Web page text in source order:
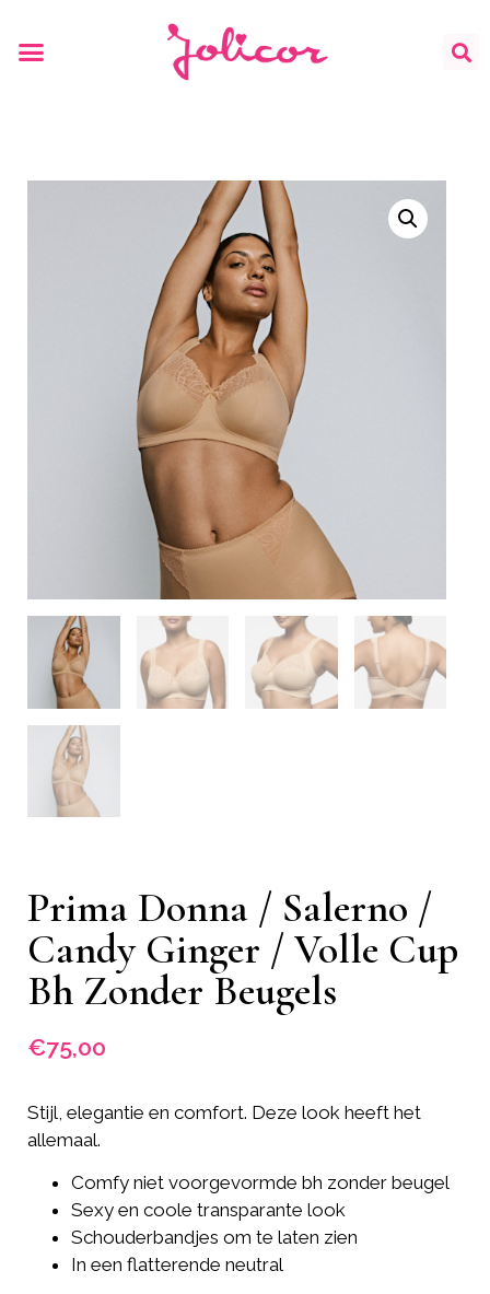
Prima Donna / Salerno /
Candy Ginger / Volle Cup
Bh Zonder Beugels
€75,00
Stijl, elegantie en comfort. Deze look heeft het
allemaal.
Comfy niet voorgevormde bh zonder beugel
Sexy en coole transparante look
Schouderbandjes om te laten zien
In een flatterende neutral